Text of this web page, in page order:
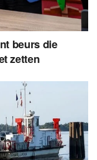
beurs die
zetten